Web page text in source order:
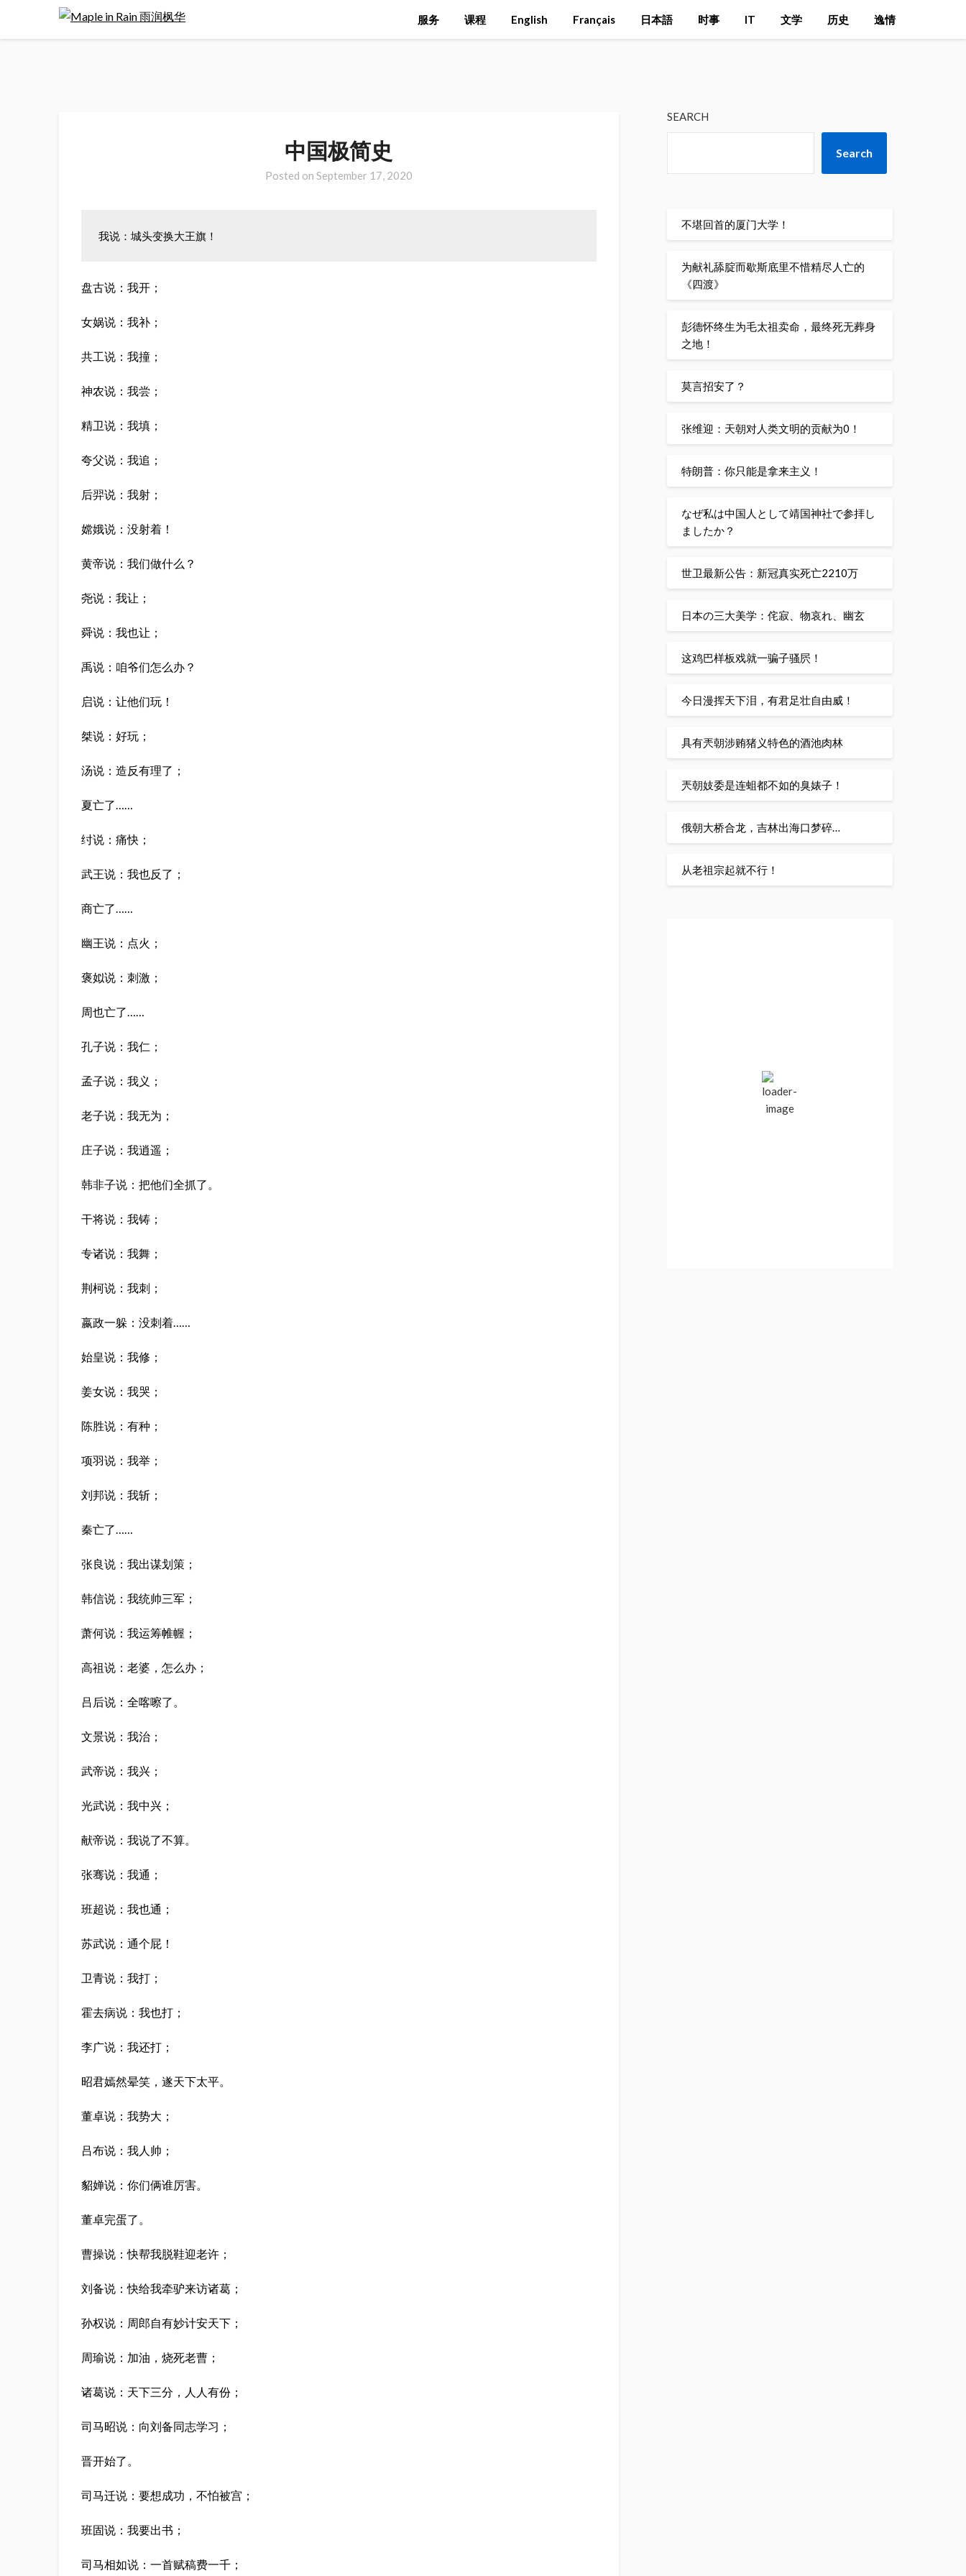
服务 课程 English Français 日本語 时事 IT 文学 历史 逸情
中国极简史
Posted on September 17, 2020
我说：城头变换大王旗！
盘古说：我开；
女娲说：我补；
共工说：我撞；
神农说：我尝；
精卫说：我填；
夸父说：我追；
后羿说：我射；
嫦娥说：没射着！
黄帝说：我们做什么？
尧说：我让；
舜说：我也让；
禹说：咱爷们怎么办？
启说：让他们玩！
桀说：好玩；
汤说：造反有理了；
夏亡了……
纣说：痛快；
武王说：我也反了；
商亡了……
幽王说：点火；
褒姒说：刺激；
周也亡了……
孔子说：我仁；
孟子说：我义；
老子说：我无为；
庄子说：我逍遥；
韩非子说：把他们全抓了。
干将说：我铸；
专诸说：我舞；
荆柯说：我刺；
嬴政一躲：没刺着……
始皇说：我修；
姜女说：我哭；
陈胜说：有种；
项羽说：我举；
刘邦说：我斩；
秦亡了……
张良说：我出谋划策；
韩信说：我统帅三军；
萧何说：我运筹帷幄；
高祖说：老婆，怎么办；
吕后说：全喀嚓了。
文景说：我治；
武帝说：我兴；
光武说：我中兴；
献帝说：我说了不算。
张骞说：我通；
班超说：我也通；
苏武说：通个屁！
卫青说：我打；
霍去病说：我也打；
李广说：我还打；
昭君嫣然晕笑，遂天下太平。
董卓说：我势大；
吕布说：我人帅；
貂婵说：你们俩谁厉害。
董卓完蛋了。
曹操说：快帮我脱鞋迎老许；
刘备说：快给我牵驴来访诸葛；
孙权说：周郎自有妙计安天下；
周瑜说：加油，烧死老曹；
诸葛说：天下三分，人人有份；
司马昭说：向刘备同志学习；
晋开始了。
司马迁说：要想成功，不怕被宫；
班固说：我要出书；
司马相如说：一首赋稿费一千；
SEARCH
Search
不堪回首的厦门大学！
为献礼舔腚而歇斯底里不惜精尽人亡的
《四渡》
彭德怀终生为毛太祖卖命，最终死无葬身
之地！
莫言招安了？
张维迎：天朝对人类文明的贡献为0！
特朗普：你只能是拿来主义！
なぜ私は中国人として靖国神社で参拝し
ましたか？
世卫最新公告：新冠真实死亡2210万
日本の三大美学：侘寂、物哀れ、幽玄
这鸡巴样板戏就一骗子骚屄！
今日漫挥天下泪，有君足壮自由威！
具有兲朝涉贿猪义特色的酒池肉林
兲朝妓委是连蛆都不如的臭婊子！
俄朝大桥合龙，吉林出海口梦碎…
从老祖宗起就不行！
23
Clear Sky